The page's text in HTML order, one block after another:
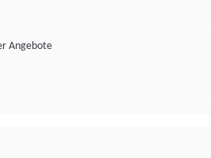
Angebote